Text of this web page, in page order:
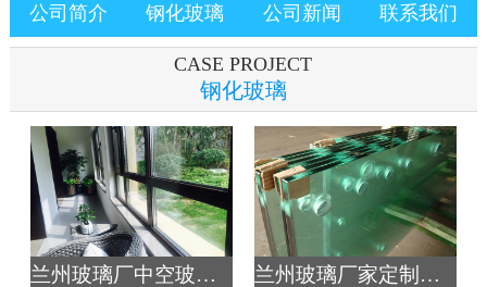
联系我们
公司简介 钢化玻璃 公司新闻 联系我们
CASE PROJECT
钢化玻璃
兰州玻璃厂中空玻璃定 兰州玻璃厂家定制钢化